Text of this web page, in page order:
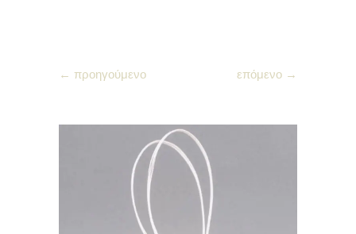
← προηγούμενο επόμενο →